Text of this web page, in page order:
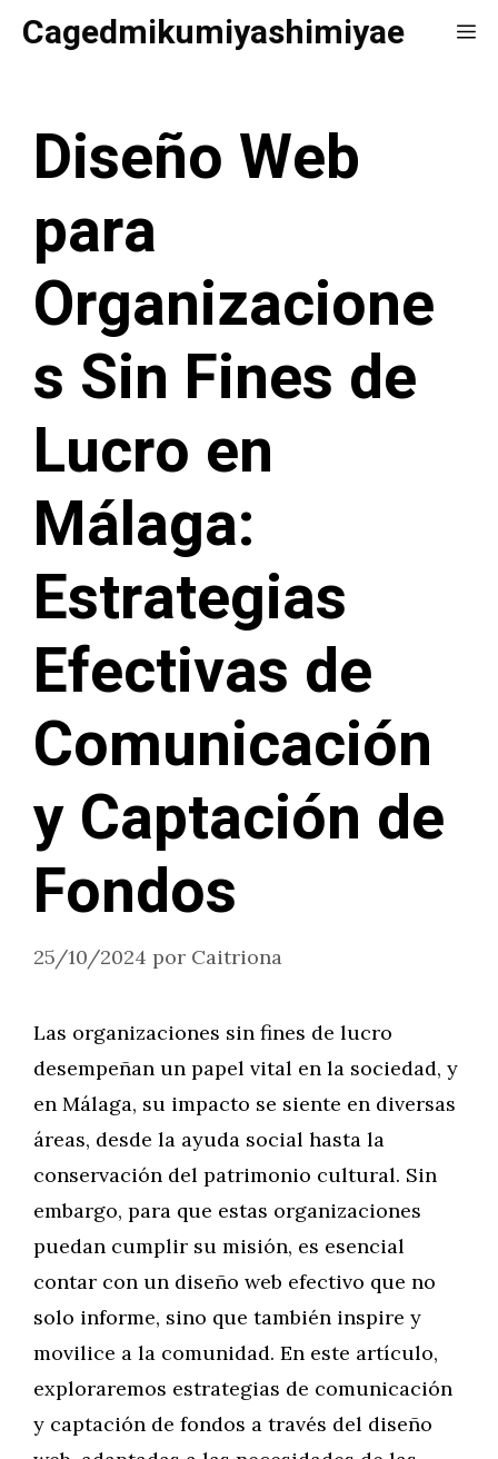
SaltarCagedmikumiyashimiyae
Diseño Web
para
Organizacione
s Sin Fines de
Lucro en
Málaga:
Estrategias
Efectivas de
Comunicación
y Captación de
Fondos
25/10/2024 por Caitriona
Las organizaciones sin fines de lucro
desempeñan un papel vital en la sociedad, y
en Málaga, su impacto se siente en diversas
áreas, desde la ayuda social hasta la
conservación del patrimonio cultural. Sin
embargo, para que estas organizaciones
puedan cumplir su misión, es esencial
contar con un diseño web efectivo que no
solo informe, sino que también inspire y
movilice a la comunidad. En este artículo,
exploraremos estrategias de comunicación
y captación de fondos a través del diseño